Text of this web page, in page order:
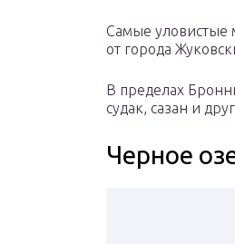
Самые уловистые
от города
В пределах
судак, сазан и
Черное